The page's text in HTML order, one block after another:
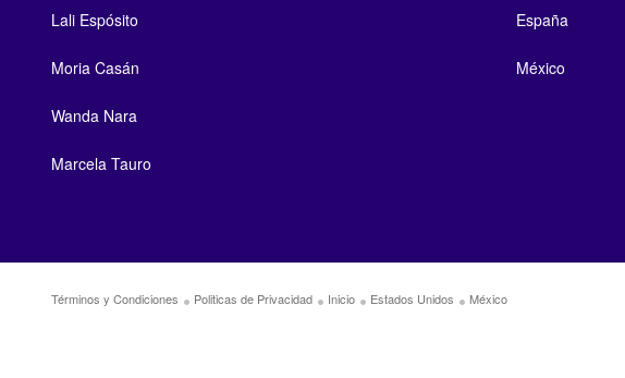
Lali Espósito
Moria Casán
Wanda Nara
Marcela Tauro
España
México
Términos y Condiciones Politicas de Privacidad Inicio Estados Unidos México